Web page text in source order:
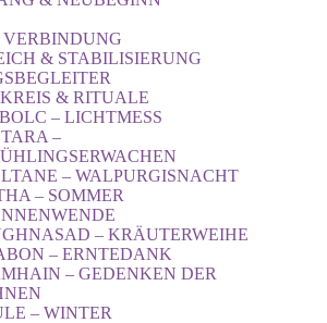
& STABILISIERUNG
& RITUALE
– LICHTMESS
–
– WALPURGISNACHT
– SOMMER
– KRÄUTERWEIHE
– ERNTEDANK
– GEDENKEN DER
– WINTER